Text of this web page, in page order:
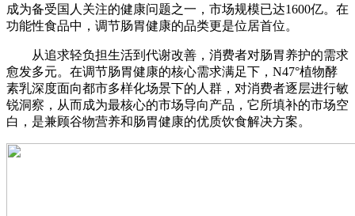
成为备受国人关注的健康问题之一，市场规模已达1600亿。在
功能性食品中，调节肠胃健康的品类更是位居首位。
从追求轻负担生活到代谢改善，消费者对肠胃养护的需求
愈发多元。在调节肠胃健康的核心需求满足下，N47°植物酵
素乳深度面向都市多样化场景下的人群，对消费者逐层进行敏
锐洞察，从而成为最核心的市场导向产品，它所填补的市场空
白，是兼顾谷物营养和肠胃健康的优质饮食解决方案。